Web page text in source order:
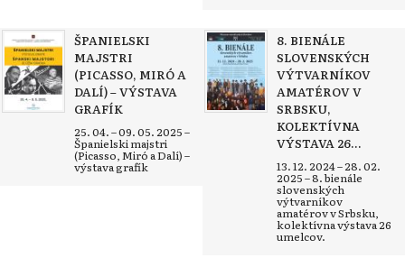
ŠPANIELSKI
MAJSTRI
(PICASSO, MIRÓ A
DALÍ) – VÝSTAVA
GRAFÍK
25. 04. – 09. 05. 2025 –
Španielski majstri
(Picasso, Miró a Dalí) –
výstava grafík
8. BIENÁLE
SLOVENSKÝCH
VÝTVARNÍKOV
AMATÉROV V
SRBSKU,
KOLEKTÍVNA
VÝSTAVA 26...
13. 12. 2024 – 28. 02.
2025 – 8. bienále
slovenských
výtvarníkov
amatérov v Srbsku,
kolektívna výstava 26
umelcov.